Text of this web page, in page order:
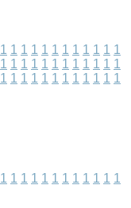
1 1 1 1 1 1 1 1 1 1 1 1
1 1 1 1 1 1 1 1 1 1 1 1
1 1 1 1 1 1 1 1 1 1 1 1
1 1 1 1 1 1 1 1 1 1 1 1